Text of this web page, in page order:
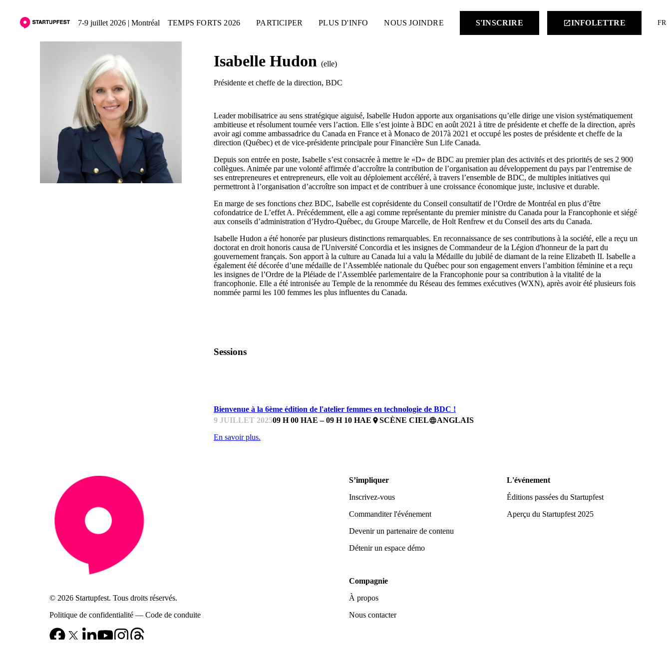
7-9 juillet 2026 | Montréal TEMPS FORTS 2026 PARTICIPER PLUS D'INFO NOUS JOINDRE S'INSCRIRE launchINFOLETTRE FR
Isabelle Hudon (elle)
Présidente et cheffe de la direction, BDC
Leader mobilisatrice au sens stratégique aiguisé, Isabelle Hudon apporte aux organisations qu’elle dirige une vision systématiquement
ambitieuse et résolument tournée vers l’action. Elle s’est jointe à BDC en août 2021 à titre de présidente et cheffe de la direction, après
avoir agi comme ambassadrice du Canada en France et à Monaco de 2017à 2021 et occupé les postes de présidente et cheffe de la
direction (Québec) et de vice-présidente principale pour Financière Sun Life Canada.
Depuis son entrée en poste, Isabelle s’est consacrée à mettre le «D» de BDC au premier plan des activités et des priorités de ses 2 900
collègues. Animée par une volonté affirmée d’accroître la contribution de l’organisation au développement du pays par l’entremise de
ses entrepreneures et entrepreneurs, elle voit au déploiement accéléré, à travers l’ensemble de BDC, de multiples initiatives qui
permettront à l’organisation d’accroître son impact et de contribuer à une croissance économique juste, inclusive et durable.
En marge de ses fonctions chez BDC, Isabelle est coprésidente du Conseil consultatif de l’Ordre de Montréal en plus d’être
cofondatrice de L’effet A. Précédemment, elle a agi comme représentante du premier ministre du Canada pour la Francophonie et siégé
aux conseils d’administration d’Hydro-Québec, du Groupe Marcelle, de Holt Renfrew et du Conseil des arts du Canada.
Isabelle Hudon a été honorée par plusieurs distinctions remarquables. En reconnaissance de ses contributions à la société, elle a reçu un
doctorat en droit honoris causa de l'Université Concordia et les insignes de Commandeur de la Légion d'honneurde la part du
gouvernement français. Son apport à la culture au Canada lui a valu la Médaille du jubilé de diamant de la reine Elizabeth II. Isabelle a
également été décorée d’une médaille de l’Assemblée nationale du Québec pour son engagement envers l’ambition féminine et a reçu
les insignes de l’Ordre de la Pléiade de l’Assemblée parlementaire de la Francophonie pour sa contribution à la vitalité de la
francophonie. Elle a été intronisée au Temple de la renommée du Réseau des femmes exécutives (WXN), après avoir été plusieurs fois
nommée parmi les 100 femmes les plus influentes du Canada.
Sessions
Bienvenue à la 6ème édition de l'atelier femmes en technologie de BDC !
9 JUILLET 202509 H 00 HAE – 09 H 10 HAE placeSCÈNE CIELlanguageANGLAIS
En savoir plus.
© 2026 Startupfest. Tous droits réservés.
Politique de confidentialité— Code de conduite
S’impliquer
Inscrivez-vous
Commanditer l'événement
Devenir un partenaire de contenu
Détenir un espace démo
L'événement
Éditions passées du Startupfest
Aperçu du Startupfest 2025
Compagnie
À propos
Nous contacter